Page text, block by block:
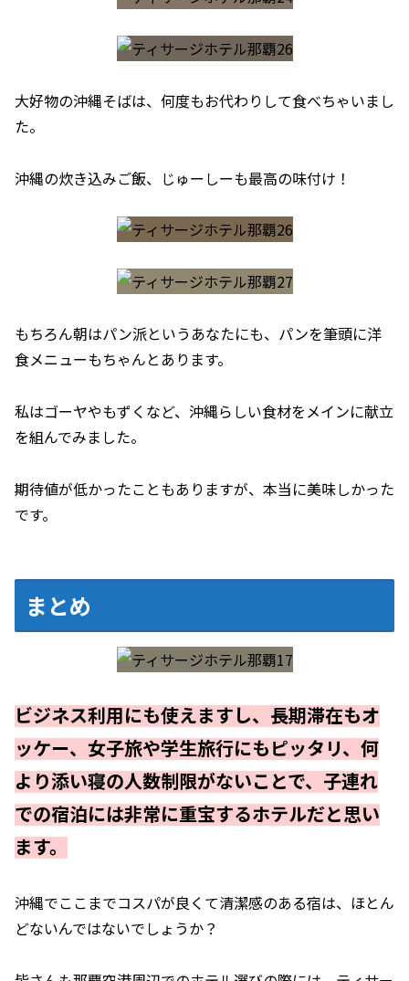
大好物の沖縄そばは、何度もお代わりして食べちゃいまし
た。
沖縄の炊き込みご飯、じゅーしーも最高の味付け！
もちろん朝はパン派というあなたにも、パンを筆頭に洋
食メニューもちゃんとあります。
私はゴーヤやもずくなど、沖縄らしい食材をメインに献立
を組んでみました。
期待値が低かったこともありますが、本当に美味しかった
です。
まとめ
ビジネス利用にも使えますし、長期滞在もオ
ッケー、女子旅や学生旅行にもピッタリ、何
より添い寝の人数制限がないことで、子連れ
での宿泊には非常に重宝するホテルだと思い
ます。
沖縄でここまでコスパが良くて清潔感のある宿は、ほとん
どないんではないでしょうか？